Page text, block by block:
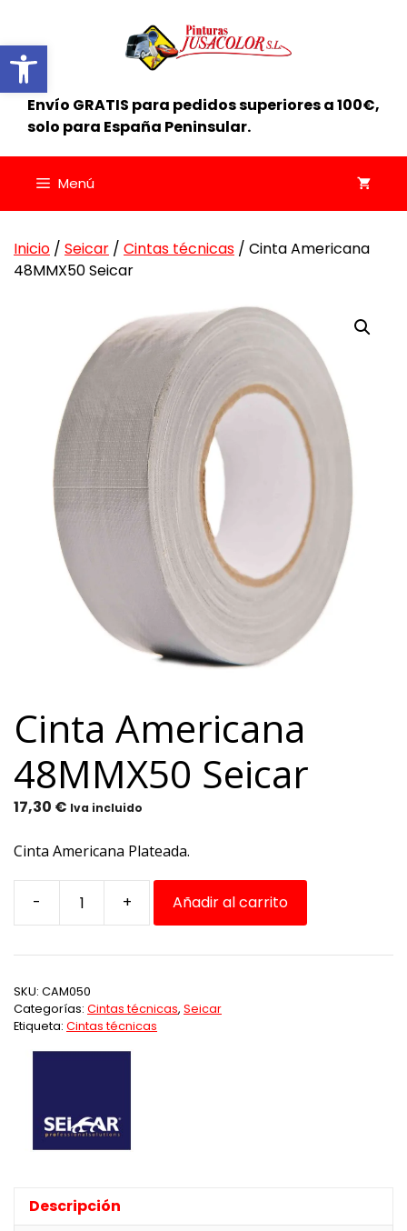
Abrir barra de herramientas
contenido
Envío GRATIS para pedidos superiores a 100€,
solo para España Peninsular.
Menú
Inicio / Seicar / Cintas técnicas / Cinta Americana
48MMX50 Seicar
Cinta Americana
48MMX50 Seicar
17,30 € Iva incluido
Cinta Americana Plateada.
-
Cinta
48MMX50
+ Añadir al carrito
SKU: CAM050
Categorías: Cintas técnicas, Seicar
Etiqueta: Cintas técnicas
Descripción